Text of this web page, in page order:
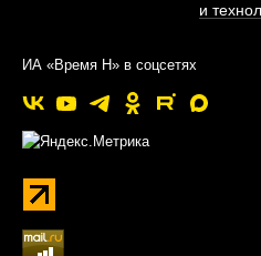
и
ИА «Время Н» в соцсетях